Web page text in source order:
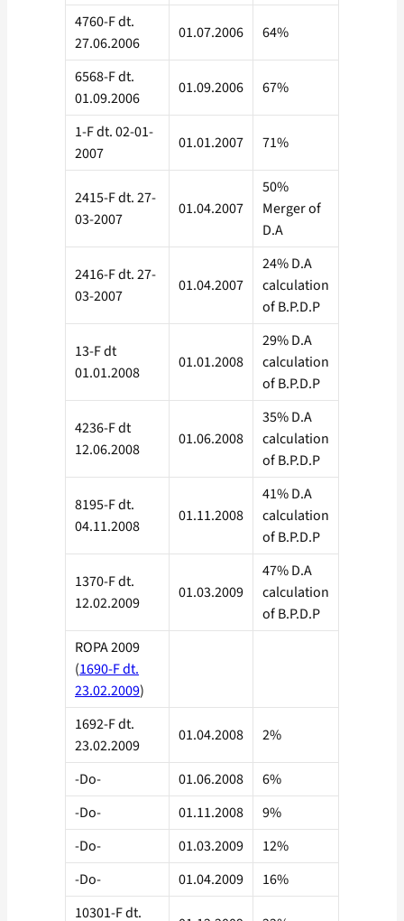
4760-F dt.
27.06.2006
01.07.2006 64%
6568-F dt.
01.09.2006
01.09.2006 67%
1-F dt. 02-01-
2007
01.01.2007 71%
2415-F dt. 27-
03-2007
01.04.2007
50%
Merger of
D.A
2416-F dt. 27-
03-2007
01.04.2007
24% D.A
calculation
of B.P.D.P
13-F dt
01.01.2008
01.01.2008
29% D.A
calculation
of B.P.D.P
4236-F dt
12.06.2008
01.06.2008
35% D.A
calculation
of B.P.D.P
8195-F dt.
04.11.2008
01.11.2008
41% D.A
calculation
of B.P.D.P
1370-F dt.
12.02.2009
01.03.2009
47% D.A
calculation
of B.P.D.P
ROPA 2009
(1690-F dt.
23.02.2009)
1692-F dt.
23.02.2009
01.04.2008 2%
-Do- 01.06.2008
6%
-Do-
01.11.2008
9%
-Do-
01.03.2009
12%
-Do-
01.04.2009
16%
10301-F dt.